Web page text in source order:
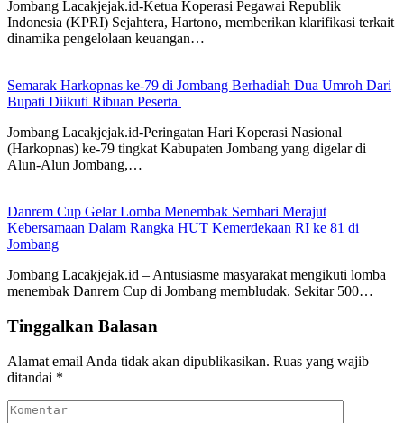
Jombang Lacakjejak.id-Ketua Koperasi Pegawai Republik
Indonesia (KPRI) Sejahtera, Hartono, memberikan klarifikasi terkait
dinamika pengelolaan keuangan…
Semarak Harkopnas ke-79 di Jombang Berhadiah Dua Umroh Dari
Bupati Diikuti Ribuan Peserta
Jombang Lacakjejak.id-Peringatan Hari Koperasi Nasional
(Harkopnas) ke-79 tingkat Kabupaten Jombang yang digelar di
Alun-Alun Jombang,…
Danrem Cup Gelar Lomba Menembak Sembari Merajut
Kebersamaan Dalam Rangka HUT Kemerdekaan RI ke 81 di
Jombang
Jombang Lacakjejak.id – Antusiasme masyarakat mengikuti lomba
menembak Danrem Cup di Jombang membludak. Sekitar 500…
Tinggalkan Balasan
Alamat email Anda tidak akan dipublikasikan. Ruas yang wajib
ditandai *